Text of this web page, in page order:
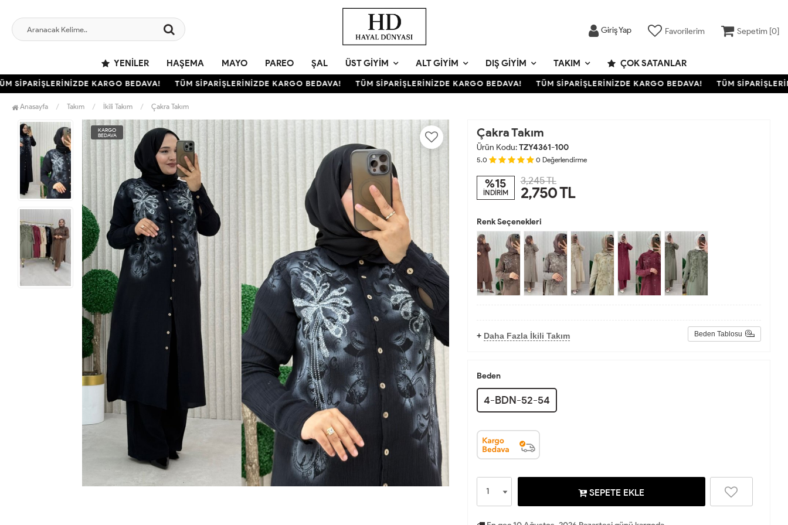
Giriş Yap Favorilerim Sepetim [0]
YENILER HAŞEMA MAYO PAREO ŞAL ÜST GIYIM ALT GIYIM DIŞ GIYIM TAKIM ÇOK SATANLAR
KARGO BEDAVA! TÜM SİPARİŞLERİNİZDE KARGO BEDAVA! TÜM SİPARİŞLERİNİZDE KARGO BEDAVA! TÜM SİPARİŞLERİNİZDE KARGO BEDAVA! TÜM
Anasayfa Takım İkili Takım Çakra Takım
KARGO
BEDAVA
Çakra Takım
Ürün Kodu:TZY4361-100
5.0 0 Değerlendirme
%15
İNDİRİM
3,245 TL
2,750TL
Renk Seçenekleri
+ Daha Fazla İkili Takım Beden Tablosu
Beden
4-BDN-52-54
SEPETE EKLE